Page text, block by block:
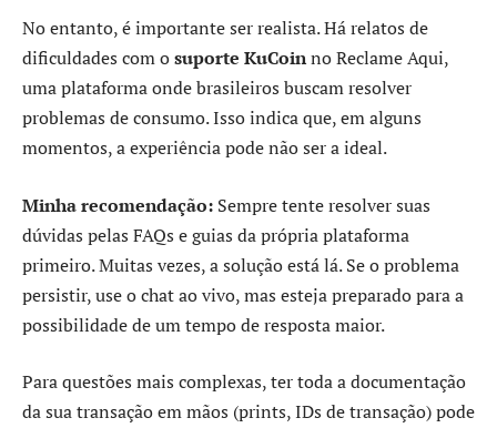
No entanto, é importante ser realista. Há relatos de
dificuldades com osuporte KuCoinno Reclame Aqui,
uma plataforma onde brasileiros buscam resolver
problemas de consumo. Isso indica que, em alguns
momentos, a experiência pode não ser a ideal.
Minha recomendação: Sempre tente resolver suas
dúvidas pelas FAQs e guias da própria plataforma
primeiro. Muitas vezes, a solução está lá. Se o problema
persistir, use o chat ao vivo, mas esteja preparado para a
possibilidade de um tempo de resposta maior.
Para questões mais complexas, ter toda a documentação
da sua transação em mãos (prints, IDs de transação) pode